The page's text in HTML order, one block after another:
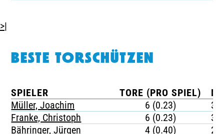
>|
BESTE TORSCHÜTZEN
SPIELER TORE (PRO SPIEL)
Müller, Joachim
6 (0.23)
Franke, Christoph
6 (0.23)
Bähringer, Jürgen
4 (0.40)